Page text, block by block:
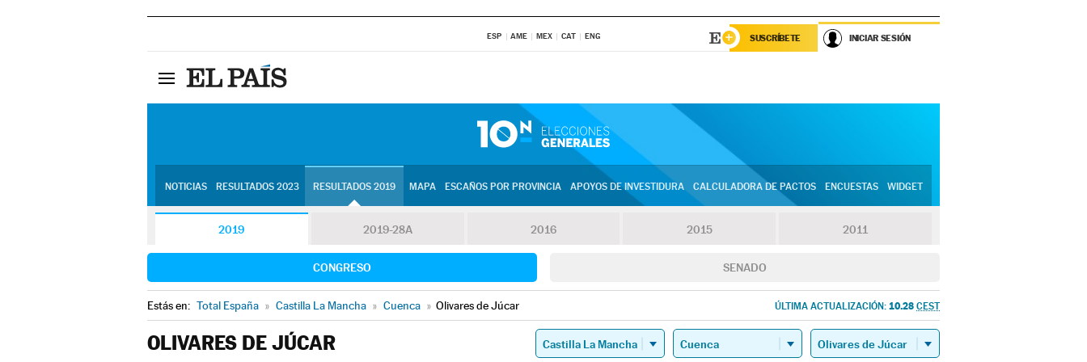
ESP AME MEX CAT ENG SUSCRÍBETE INICIAR SESIÓN
NOTICIAS RESULTADOS 2023 RESULTADOS 2019 MAPA ESCAÑOS POR PROVINCIA APOYOS DE INVESTIDURA CALCULADORA DE PACTOS ENCUESTAS WIDGET
2019 2019-28A 2016 2015 2011
CONGRESO SENADO
Estás en: Total España » Castilla La Mancha » Cuenca » Olivares de Júcar ÚLTIMA ACTUALIZACIÓN: 10.28 CEST
OLIVARES DE JÚCAR